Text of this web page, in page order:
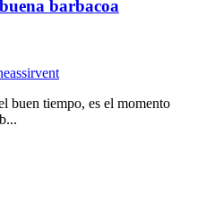
barbacoa
buen tiempo, es el momento